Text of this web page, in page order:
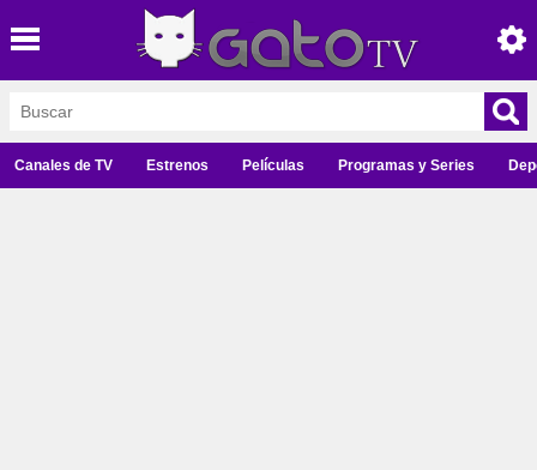
Canales de TV Estrenos Películas Programas y Series